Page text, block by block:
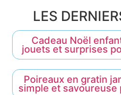
LES
Cadeau Noël
jouets et surprises
Poireaux en gratin
simple et savoureuse